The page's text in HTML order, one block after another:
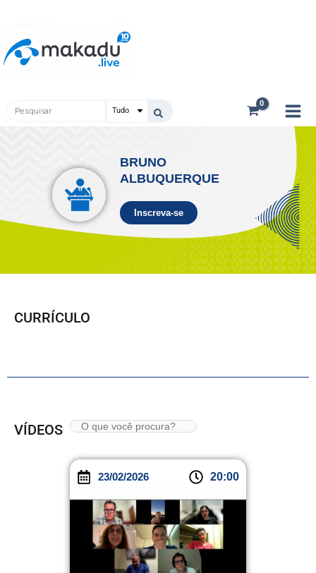
conteúdo
Pesquisar
BRUNO
ALBUQUERQUE
Inscreva-se
CURRÍCULO
VÍDEOS
23/02/2026 20:00